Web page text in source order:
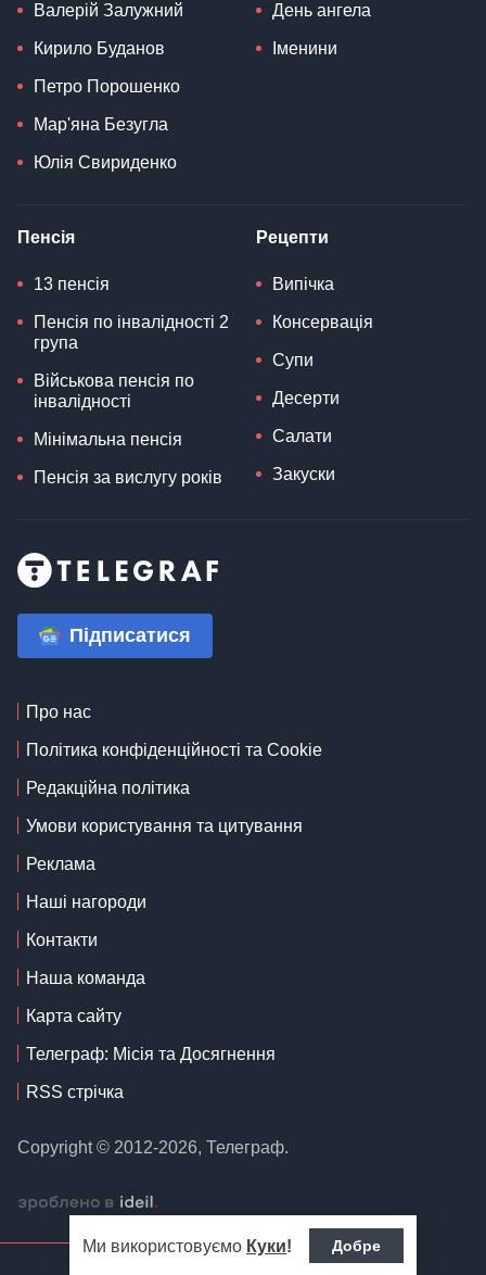
Ми використовуємо Куки! Добре
Валерій Залужний
Кирило Буданов
Петро Порошенко
Мар'яна Безугла
Юлія Свириденко
День ангела
Іменини
Пенсія
13 пенсія
Пенсія по інвалідності 2
група
Військова пенсія по
інвалідності
Мінімальна пенсія
Пенсія за вислугу років
Рецепти
Випічка
Консервація
Супи
Десерти
Салати
Закуски
Підписатися
Про нас
Політика конфіденційності та Cookie
Редакційна політика
Умови користування та цитування
Реклама
Наші нагороди
Контакти
Наша команда
Карта сайту
Телеграф: Місія та Досягнення
RSS стрічка
Copyright © 2012-2026, Телеграф.